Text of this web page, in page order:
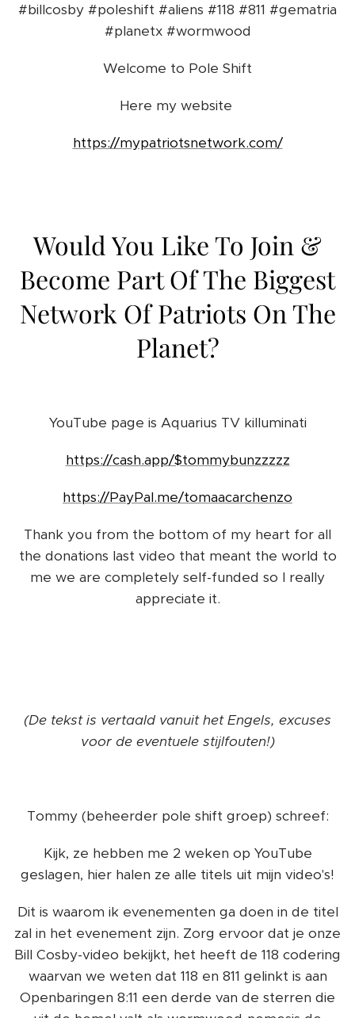
#billcosby #poleshift #aliens #118 #811 #gematria
#planetx #wormwood
Welcome to Pole Shift
Here my website
https://mypatriotsnetwork.com/
Would You Like To Join &
Become Part Of The Biggest
Network Of Patriots On The
Planet?
YouTube page is Aquarius TV killuminati
https://cash.app/$tommybunzzzzz
https://PayPal.me/tomaacarchenzo
Thank you from the bottom of my heart for all
the donations last video that meant the world to
me we are completely self-funded so I really
appreciate it.
(De tekst is vertaald vanuit het Engels, excuses
voor de eventuele stijlfouten!)
Tommy (beheerder pole shift groep) schreef:
Kijk, ze hebben me 2 weken op YouTube
geslagen, hier halen ze alle titels uit mijn video's!
Dit is waarom ik evenementen ga doen in de titel
zal in het evenement zijn. Zorg ervoor dat je onze
Bill Cosby-video bekijkt, het heeft de 118 codering
waarvan we weten dat 118 en 811 gelinkt is aan
Openbaringen 8:11 een derde van de sterren die